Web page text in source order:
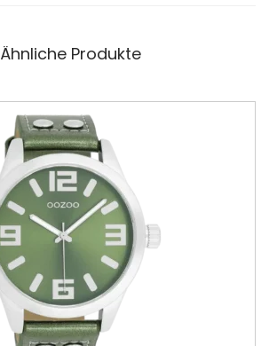
Ähnliche Produkte